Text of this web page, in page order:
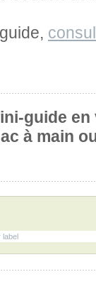
guide
à main
label